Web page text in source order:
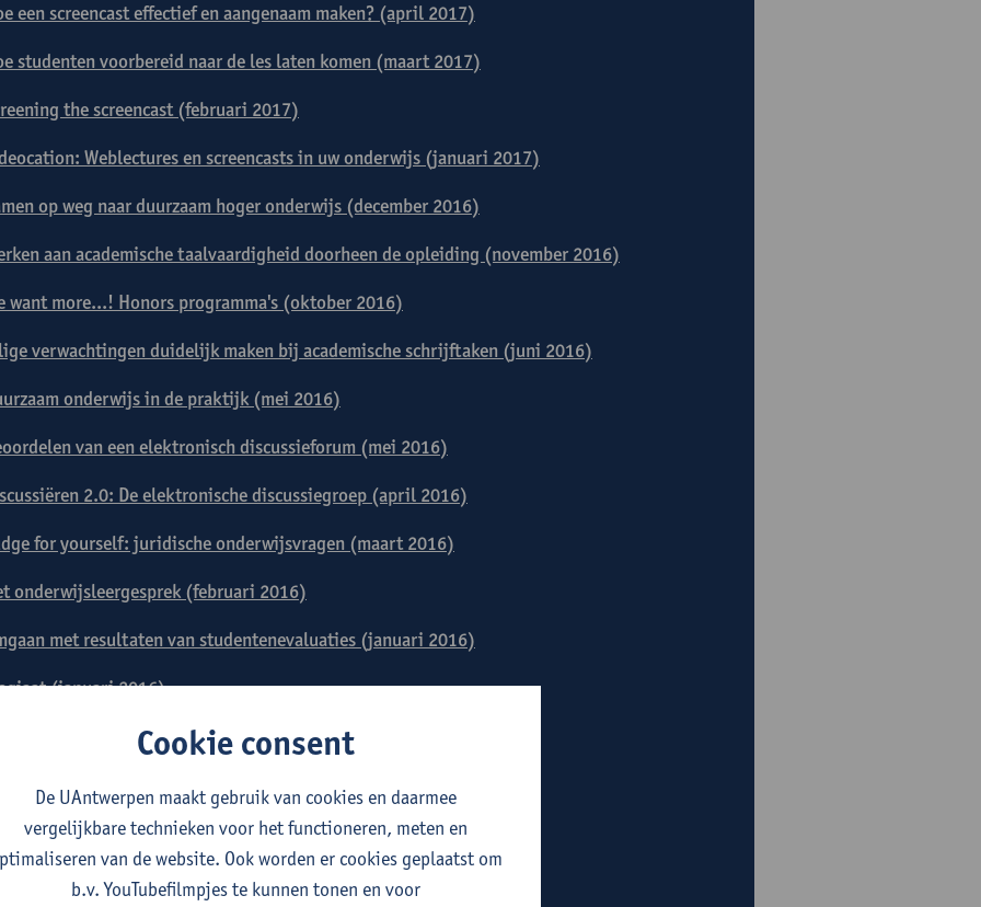
een screencast effectief en aangenaam maken? (april 2017)
studenten voorbereid naar de les laten komen (maart 2017)
the screencast (februari 2017)
Weblectures en screencasts in uw onderwijs (januari 2017)
op weg naar duurzaam hoger onderwijs (december 2016)
aan academische taalvaardigheid doorheen de opleiding (november 2016)
want more...! Honors programma's (oktober 2016)
verwachtingen duidelijk maken bij academische schrijftaken (juni 2016)
onderwijs in de praktijk (mei 2016)
van een elektronisch discussieforum (mei 2016)
2.0: De elektronische discussiegroep (april 2016)
for yourself: juridische onderwijsvragen (maart 2016)
onderwijsleergesprek (februari 2016)
met resultaten van studentenevaluaties (januari 2016)
(januari 2016)
schriftelijk werkstuk als toets (december 2015)
one minute paper (oktober 2015)
(juni 2015)
Cookie consent
De UAntwerpen maakt gebruik van cookies en daarmee
vergelijkbare technieken voor het functioneren, meten en
van de website. Ook worden er cookies geplaatst om
b.v. YouTubefilmpjes te kunnen tonen en voor